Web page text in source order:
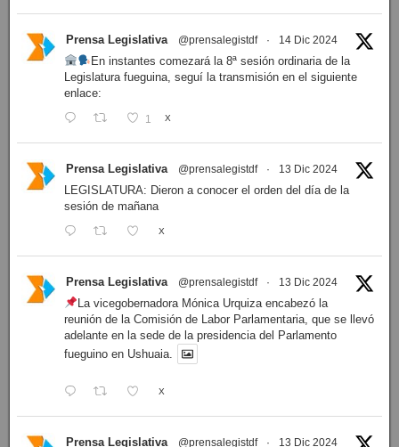
Prensa Legislativa @prensalegistdf · 14 Dic 2024
En instantes comezará la 8ª sesión ordinaria de la
Legislatura fueguina, seguí la transmisión en el siguiente
enlace:
1 X
Prensa Legislativa @prensalegistdf · 13 Dic 2024
LEGISLATURA: Dieron a conocer el orden del día de la
sesión de mañana
X
Prensa Legislativa @prensalegistdf · 13 Dic 2024
La vicegobernadora Mónica Urquiza encabezó la
reunión de la Comisión de Labor Parlamentaria, que se llevó
adelante en la sede de la presidencia del Parlamento
fueguino en Ushuaia.
X
Prensa Legislativa @prensalegistdf · 13 Dic 2024